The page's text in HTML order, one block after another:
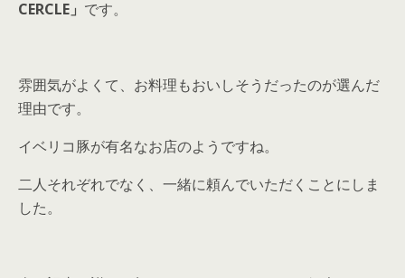
CERCLE」 です。
雰囲気がよくて、お料理もおいしそうだったのが選んだ
理由です。
イベリコ豚が有名なお店のようですね。
二人それぞれでなく、一緒に頼んでいただくことにしま
した。